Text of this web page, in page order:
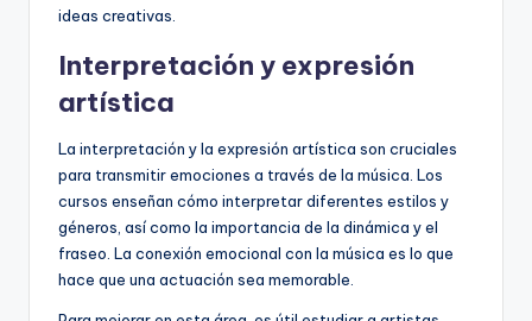
ideas creativas.
Interpretación y expresión
artística
La interpretación y la expresión artística son cruciales
para transmitir emociones a través de la música. Los
cursos enseñan cómo interpretar diferentes estilos y
géneros, así como la importancia de la dinámica y el
fraseo. La conexión emocional con la música es lo que
hace que una actuación sea memorable.